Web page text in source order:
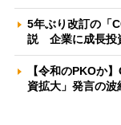
5年ぶり改訂の「
説 企業に成長投
【令和のPKOか
資拡大」発言の